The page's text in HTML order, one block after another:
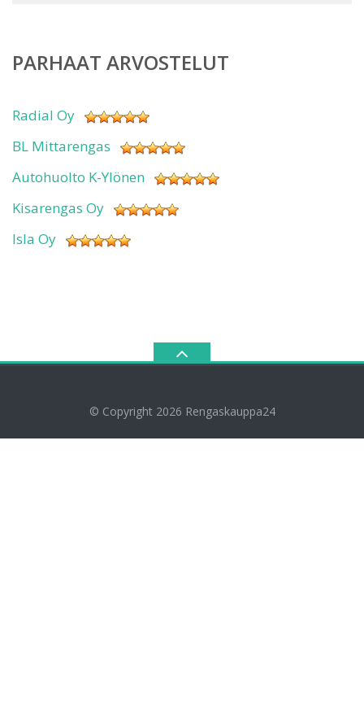
PARHAAT ARVOSTELUT
Radial Oy
BL Mittarengas
Autohuolto K-Ylönen
Kisarengas Oy
Isla Oy
© Copyright 2026 Rengaskauppa24